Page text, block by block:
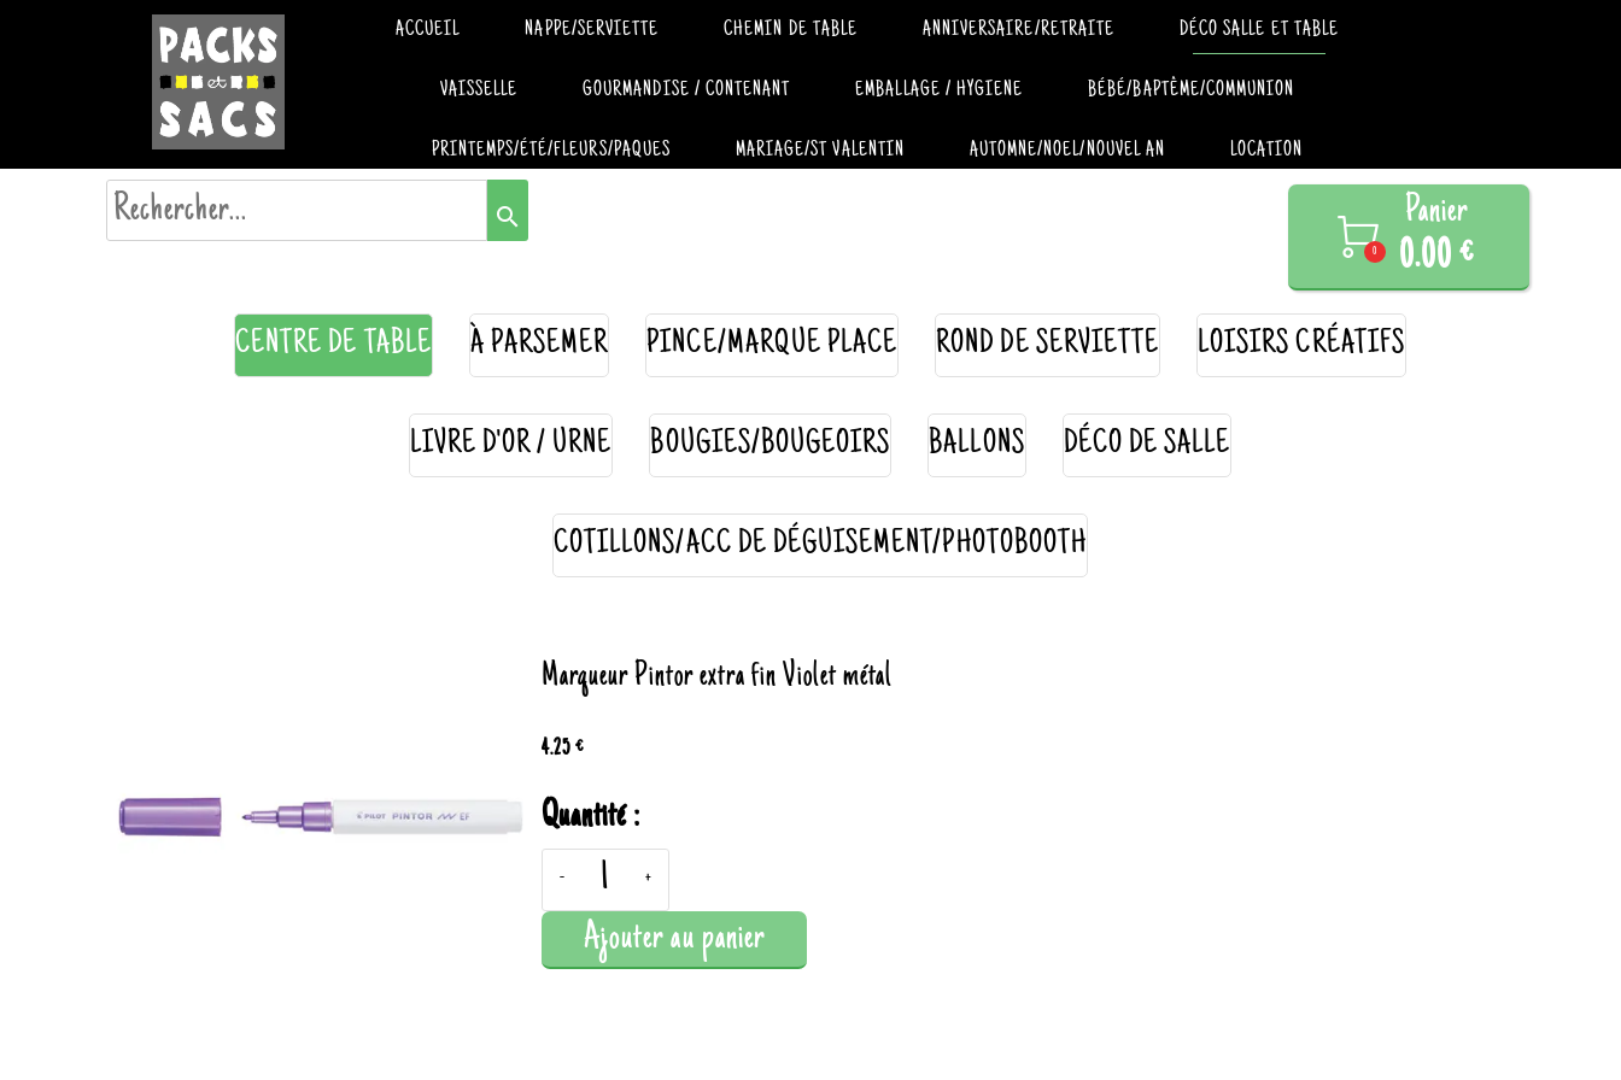
ACCUEIL NAPPE/SERVIETTE CHEMIN DE TABLE ANNIVERSAIRE/RETRAITE DÉCO SALLE ET TABLE
VAISSELLE GOURMANDISE / CONTENANT EMBALLAGE / HYGIENE BÉBÉ/BAPTÊME/COMMUNION
PRINTEMPS/ÉTÉ/FLEURS/PAQUES MARIAGE/ST VALENTIN AUTOMNE/NOEL/NOUVEL AN LOCATION
search 
0
Panier
0.00 €
CENTRE DE TABLE À PARSEMER PINCE/MARQUE PLACE ROND DE SERVIETTE LOISIRS CRÉATIFS
LIVRE D'OR / URNE BOUGIES/BOUGEOIRS BALLONS DÉCO DE SALLE
COTILLONS/ACC DE DÉGUISEMENT/PHOTOBOOTH
Marqueur Pintor extra fin Violet métal
4.25 €
Quantité :
- +
Ajouter au panier